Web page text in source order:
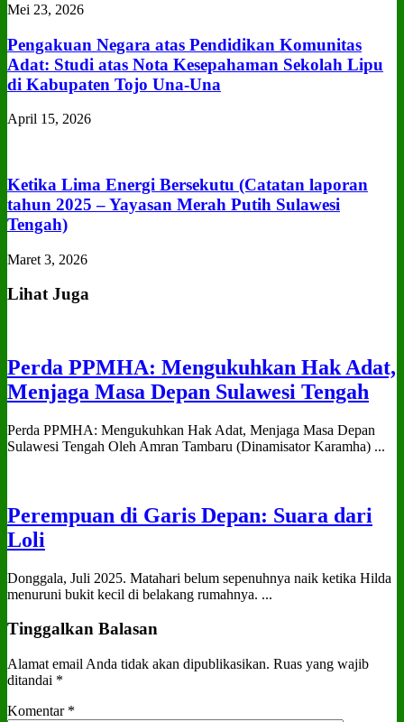
Mei 23, 2026
Pengakuan Negara atas Pendidikan Komunitas
Adat: Studi atas Nota Kesepahaman Sekolah Lipu
di Kabupaten Tojo Una‑Una
April 15, 2026
Ketika Lima Energi Bersekutu (Catatan laporan
tahun 2025 – Yayasan Merah Putih Sulawesi
Tengah)
Maret 3, 2026
Lihat Juga
Perda PPMHA: Mengukuhkan Hak Adat,
Menjaga Masa Depan Sulawesi Tengah
Perda PPMHA: Mengukuhkan Hak Adat, Menjaga Masa Depan
Sulawesi Tengah Oleh Amran Tambaru (Dinamisator Karamha) ...
Perempuan di Garis Depan: Suara dari
Loli
Donggala, Juli 2025. Matahari belum sepenuhnya naik ketika Hilda
menuruni bukit kecil di belakang rumahnya. ...
Tinggalkan Balasan
Alamat email Anda tidak akan dipublikasikan. Ruas yang wajib
ditandai *
Komentar *